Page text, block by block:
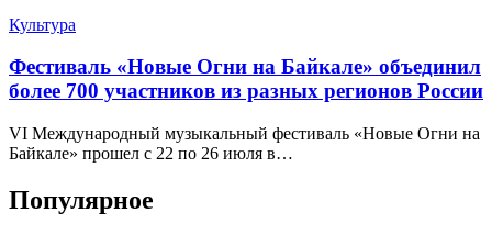
Культура
Фестиваль «Новые Огни на Байкале» объединил
более 700 участников из разных регионов России
VI Международный музыкальный фестиваль «Новые Огни на
Байкале» прошел с 22 по 26 июля в…
Популярное